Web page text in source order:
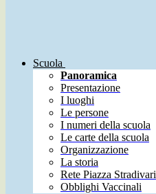
Scuola
Panoramica
Presentazione
I luoghi
Le persone
I numeri della scuola
Le carte della scuola
Organizzazione
La storia
Rete Piazza Stradivari
Obblighi Vaccinali